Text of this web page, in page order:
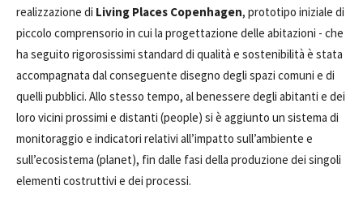
realizzazione di Living Places Copenhagen, prototipo iniziale di
piccolo comprensorio in cui la progettazione delle abitazioni - che
ha seguito rigorosissimi standard di qualità e sostenibilità è stata
accompagnata dal conseguente disegno degli spazi comuni e di
quelli pubblici. Allo stesso tempo, al benessere degli abitanti e dei
loro vicini prossimi e distanti (people) si è aggiunto un sistema di
monitoraggio e indicatori relativi all’impatto sull’ambiente e
sull’ecosistema (planet), fin dalle fasi della produzione dei singoli
elementi costruttivi e dei processi.